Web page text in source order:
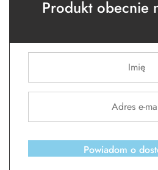
Produkt obecnie
Powiadom o